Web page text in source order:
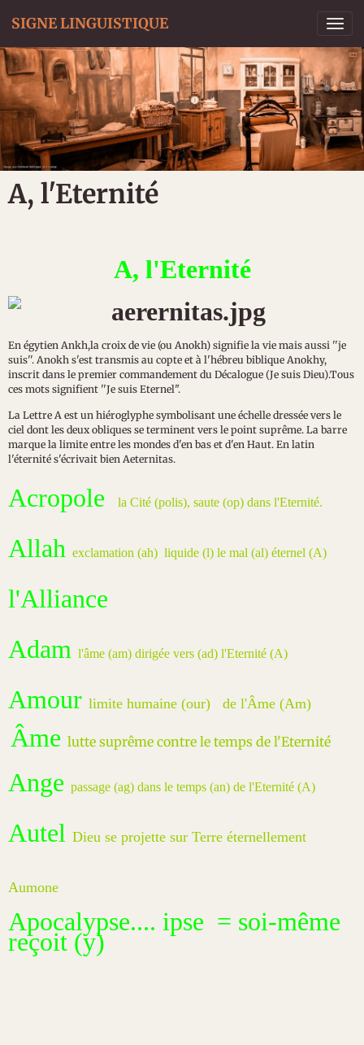
SIGNE LINGUISTIQUE
A, l'Eternité
A, l'Eternité
En égytien Ankh,la croix de vie (ou Anokh) signifie la vie mais aussi ''je
suis''. Anokh s'est transmis au copte et à l'hébreu biblique Anokhy,
inscrit dans le premier commandement du Décalogue (Je suis Dieu).Tous
ces mots signifient ''Je suis Eternel".
La Lettre A est un hiéroglyphe symbolisant une échelle dressée vers le
ciel dont les deux obliques se terminent vers le point suprême. La barre
marque la limite entre les mondes d'en bas et d'en Haut. En latin
l'éternité s'écrivait bien Aeternitas.
Acropole la Cité (polis), saute (op) dans l'Eternité.
Allah exclamation (ah) liquide (l) le mal (al) éternel (A)
l'Alliance
Adam l'âme (am) dirigée vers (ad) l'Eternité (A)
Amour limite humaine (our) de l'Âme (Am)
Âme lutte suprême contre le temps de l'Eternité
Ange passage (ag) dans le temps (an) de l'Eternité (A)
Autel Dieu se projette sur Terre éternellement
Aumone
Apocalypse.... ipse = soi-même
reçoit (y)